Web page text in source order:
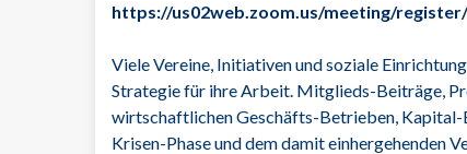
https://us02web.zoom.us/meeting/
Viele Vereine, Initiativen und soziale
Strategie für ihre Arbeit. Mitglieds-Beiträge,
wirtschaftlichen Geschäfts-Betrieben,
Krisen-Phase und dem damit einhergehenden